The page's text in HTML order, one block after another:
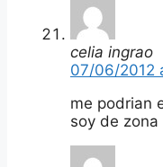
celia ingrao
07/06/2012
me podrian
soy de